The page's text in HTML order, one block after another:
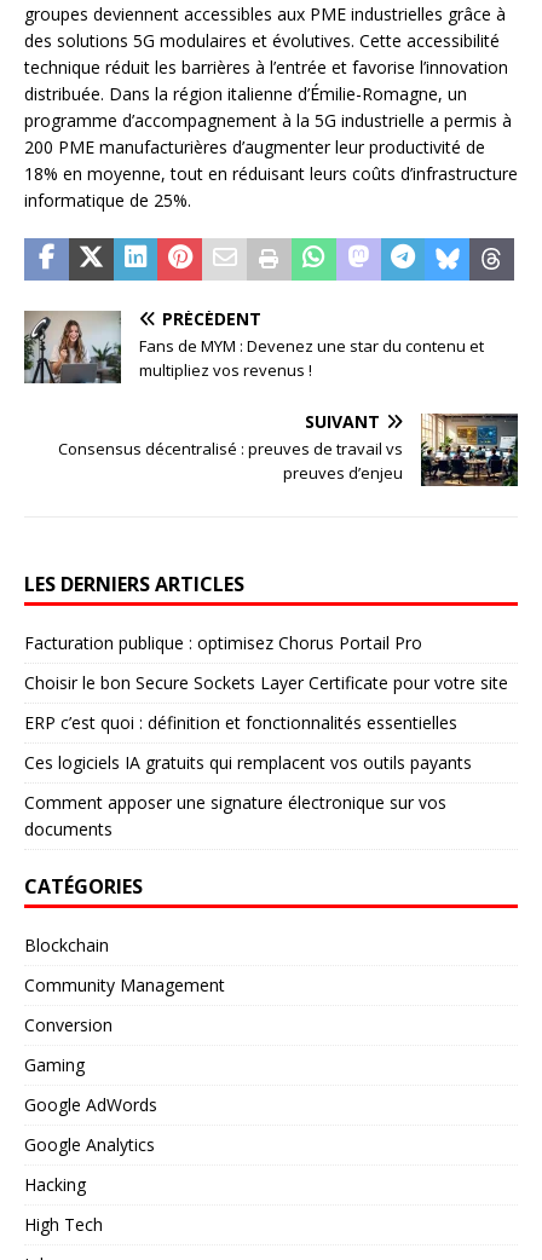
groupes deviennent accessibles aux PME industrielles grâce à
des solutions 5G modulaires et évolutives. Cette accessibilité
technique réduit les barrières à l’entrée et favorise l’innovation
distribuée. Dans la région italienne d’Émilie-Romagne, un
programme d’accompagnement à la 5G industrielle a permis à
200 PME manufacturières d’augmenter leur productivité de
18% en moyenne, tout en réduisant leurs coûts d’infrastructure
informatique de 25%.
PRÉCÉDENT
Fans de MYM : Devenez une star du contenu et
multipliez vos revenus !
SUIVANT
Consensus décentralisé : preuves de travail vs
preuves d’enjeu
LES DERNIERS ARTICLES
Facturation publique : optimisez Chorus Portail Pro
Choisir le bon Secure Sockets Layer Certificate pour votre site
ERP c’est quoi : définition et fonctionnalités essentielles
Ces logiciels IA gratuits qui remplacent vos outils payants
Comment apposer une signature électronique sur vos
documents
CATÉGORIES
Blockchain
Community Management
Conversion
Gaming
Google AdWords
Google Analytics
Hacking
High Tech